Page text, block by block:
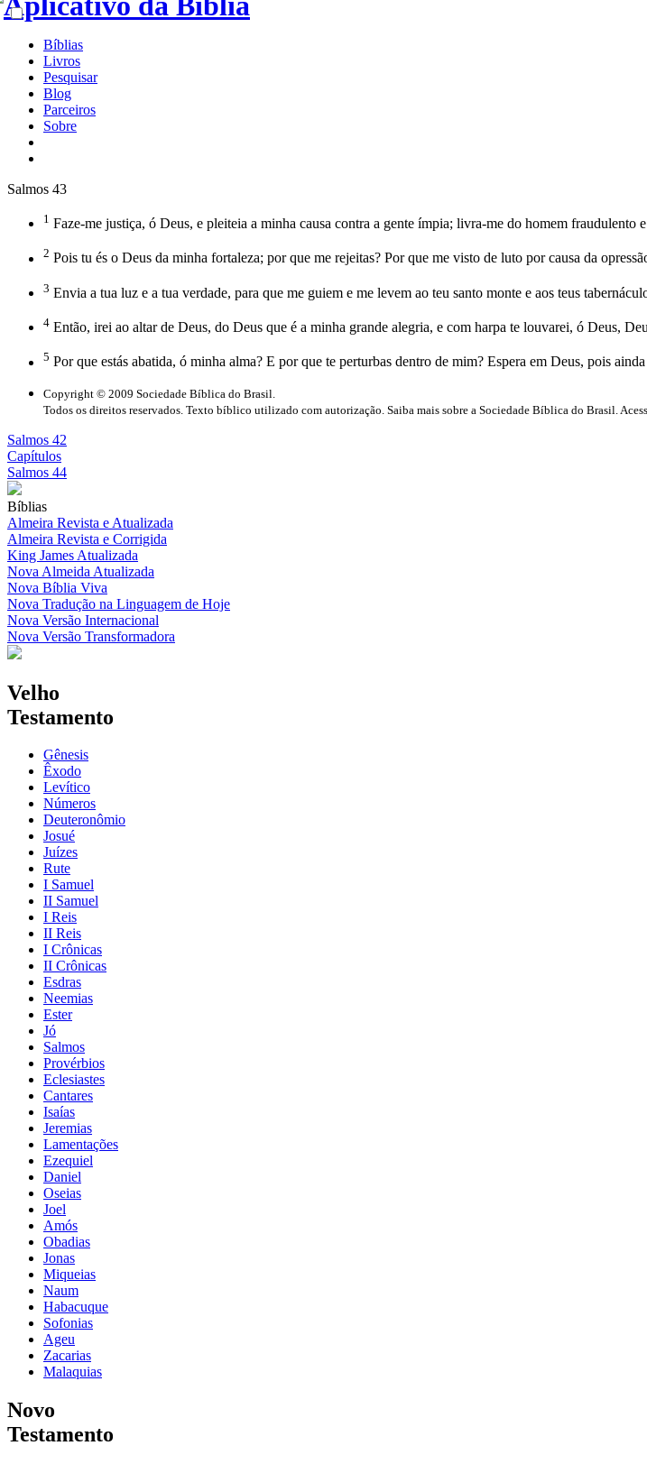
Bíblias
Livros
Pesquisar
Blog
Parceiros
Sobre
Salmos 43
1 Faze-me justiça, ó Deus, e pleiteia a minha causa contra a gente ímpia; livra-me do homem fraudulento
2 Pois tu és o Deus da minha fortaleza; por que me rejeitas? Por que me visto de luto por causa da
3 Envia a tua luz e a tua verdade, para que me guiem e me levem ao teu santo monte e aos teus
4 Então, irei ao altar de Deus, do Deus que é a minha grande alegria, e com harpa te louvarei, ó Deus,
5 Por que estás abatida, ó minha alma? E por que te perturbas dentro de mim? Espera em Deus, pois
Copyright © 2009 Sociedade Bíblica do Brasil.
Todos os direitos reservados. Texto bíblico utilizado com autorização. Saiba mais sobre a Sociedade Bíblica do Brasil.
Salmos 42
Capítulos
Salmos 44
Bíblias
Almeira Revista e Atualizada
Almeira Revista e Corrigida
King James Atualizada
Nova Almeida Atualizada
Nova Bíblia Viva
Nova Tradução na Linguagem de Hoje
Nova Versão Internacional
Nova Versão Transformadora
Velho
Testamento
Gênesis
Êxodo
Levítico
Números
Deuteronômio
Josué
Juízes
Rute
I Samuel
II Samuel
I Reis
II Reis
I Crônicas
II Crônicas
Esdras
Neemias
Ester
Jó
Salmos
Provérbios
Eclesiastes
Cantares
Isaías
Jeremias
Lamentações
Ezequiel
Daniel
Oseias
Joel
Amós
Obadias
Jonas
Miqueias
Naum
Habacuque
Sofonias
Ageu
Zacarias
Malaquias
Novo
Testamento